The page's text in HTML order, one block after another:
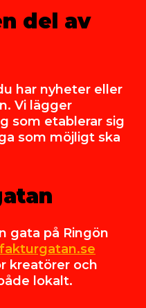
del av
har nyheter eller
Vi lägger
som etablerar sig
som möjligt ska
gata på Ringön
kreatörer och
lokalt.